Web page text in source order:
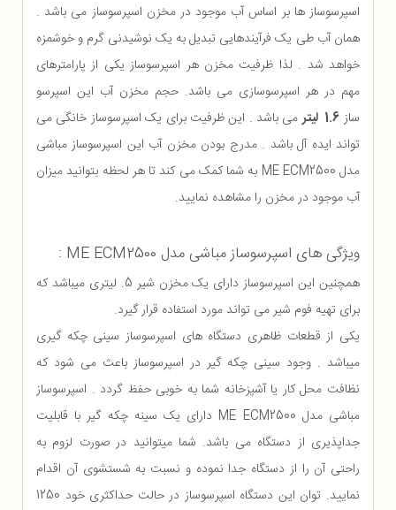
اسپرسوساز ها بر اساس آب موجود در مخزن اسپرسوساز می باشد .
همان آب طی یک فرآیندهایی تبدیل به یک نوشیدنی گرم و خوشمزه
خواهد شد . لذا ظرفیت مخزن هر اسپرسوساز یکی از پارامترهای
مهم در هر اسپرسوسازی می باشد. حجم مخزن آب این اسپرسو
ساز 1.6 لیترمی باشد . این ظرفیت برای یک اسپرسوساز خانگی می
تواند ایده آل باشد . مدرج بودن مخزن آب این اسپرسوساز مباشی
مدل ME ECM2500 به شما کمک می کند تا هر لحظه بتوانید میزان
آب موجود در مخزن را مشاهده نمایید.
ویژگی های اسپرسوساز مباشی مدل ME ECM2500 :
همچنین این اسپرسوساز دارای یک مخزن شیر 5. لیتری میباشد که
برای تهیه فوم شیر می تواند مورد استفاده قرار گیرد.
یکی از قطعات ظاهری دستگاه های اسپرسوساز سینی چکه گیری
میباشد . وجود سینی چکه گیر در اسپرسوساز باعث می شود که
نظافت محل کار یا آشپزخانه شما به خوبی حفظ گردد . اسپرسوساز
مباشی مدل ME ECM2500 دارای یک سینه چکه گیر با قابلیت
جداپذیری از دستگاه می باشد. شما میتوانید در صورت لزوم به
راحتی آن را از دستگاه جدا نموده و نسبت به شستشوی آن اقدام
نمایید. توان این دستگاه اسپرسوساز در حالت حداکثری خود 1250